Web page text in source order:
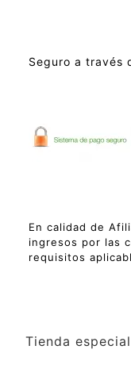
Seguro a través
En calidad de
ingresos por las
requisitos
Tienda